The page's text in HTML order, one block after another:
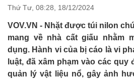
Nhận diện sự thật
Thứ Tư, 08:28, 18/12/2024
VOV.VN - Nhặt được túi nilon
mang về nhà cất giấu nhằm
dụng. Hành vi của bị cáo là vi
luật, đã xâm phạm vào các
quản lý vật liệu nổ, gây ảnh